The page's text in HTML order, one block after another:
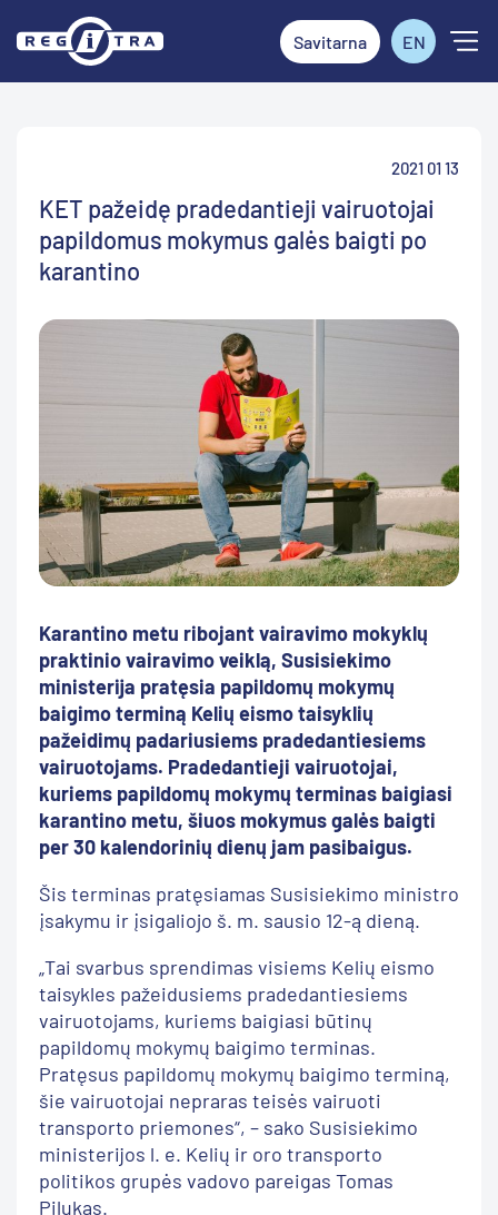
Savitarna EN
2021 01 13
KET pažeidę pradedantieji vairuotojai
papildomus mokymus galės baigti po
karantino
Karantino metu ribojant vairavimo mokyklų
praktinio vairavimo veiklą, Susisiekimo
ministerija pratęsia papildomų mokymų
baigimo terminą Kelių eismo taisyklių
pažeidimų padariusiems pradedantiesiems
vairuotojams. Pradedantieji vairuotojai,
kuriems papildomų mokymų terminas baigiasi
karantino metu, šiuos mokymus galės baigti
per 30 kalendorinių dienų jam pasibaigus.
Šis terminas pratęsiamas Susisiekimo ministro
įsakymu ir įsigaliojo š. m. sausio 12-ą dieną.
„Tai svarbus sprendimas visiems Kelių eismo
taisykles pažeidusiems pradedantiesiems
vairuotojams, kuriems baigiasi būtinų
papildomų mokymų baigimo terminas.
Pratęsus papildomų mokymų baigimo terminą,
šie vairuotojai nepraras teisės vairuoti
transporto priemones“, – sako Susisiekimo
ministerijos l. e. Kelių ir oro transporto
politikos grupės vadovo pareigas Tomas
Pilukas.